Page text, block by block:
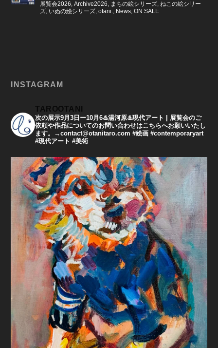
展覧会2026,Archive2026, まちの絵シリーズ,ねこの絵シリー
ズ, いぬの絵シリーズ,otani., News,ON SALE
INSTAGRAM
TAROOTANI
次の展示9月3日ー10月6♨️湯河原♨️現代アート | 展覧会のご
依頼や作品についてのお問い合わせはこちらへお願いいたし
ます。→contact@otanitaro.com #絵画 #contemporaryart
#現代アート #美術